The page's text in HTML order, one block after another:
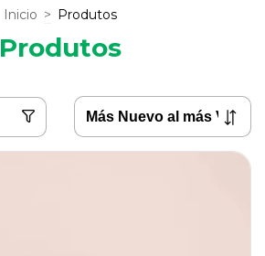
Inicio > Produtos
Produtos